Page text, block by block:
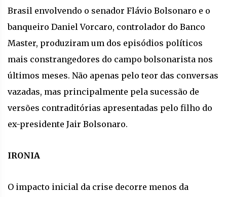
Brasil envolvendo o senador Flávio Bolsonaro e o
banqueiro Daniel Vorcaro, controlador do Banco
Master, produziram um dos episódios políticos
mais constrangedores do campo bolsonarista nos
últimos meses. Não apenas pelo teor das conversas
vazadas, mas principalmente pela sucessão de
versões contraditórias apresentadas pelo filho do
ex-presidente Jair Bolsonaro.
IRONIA
O impacto inicial da crise decorre menos da